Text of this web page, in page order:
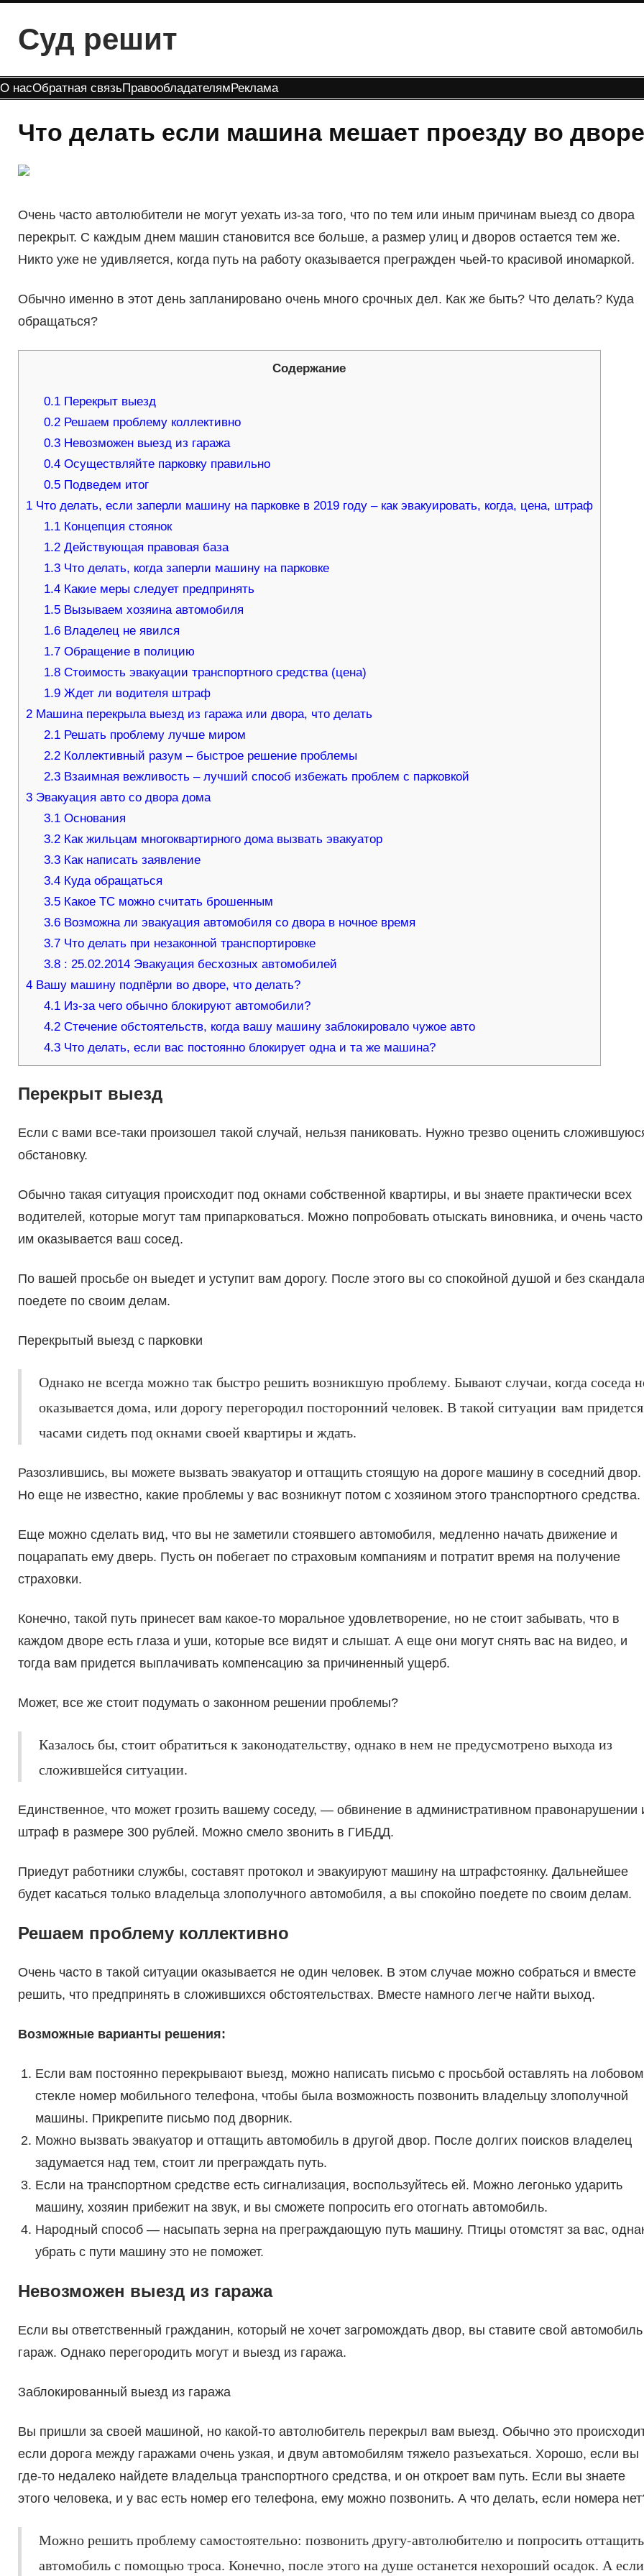
содержимому
Суд решит
О насОбратная связьПравообладателямРеклама
Что делать если машина мешает проезду во дворе
Очень часто автолюбители не могут уехать из-за того, что по тем или иным причинам выезд со двора
перекрыт. С каждым днем машин становится все больше, а размер улиц и дворов остается тем же.
Никто уже не удивляется, когда путь на работу оказывается прегражден чьей-то красивой иномаркой.
Обычно именно в этот день запланировано очень много срочных дел. Как же быть? Что делать? Куда
обращаться?
Содержание
0.1 Перекрыт выезд
0.2 Решаем проблему коллективно
0.3 Невозможен выезд из гаража
0.4 Осуществляйте парковку правильно
0.5 Подведем итог
1Что делать, если заперли машину на парковке в 2019 году – как эвакуировать, когда, цена, штраф
1.1 Концепция стоянок
1.2 Действующая правовая база
1.3 Что делать, когда заперли машину на парковке
1.4 Какие меры следует предпринять
1.5 Вызываем хозяина автомобиля
1.6 Владелец не явился
1.7 Обращение в полицию
1.8 Стоимость эвакуации транспортного средства (цена)
1.9 Ждет ли водителя штраф
2Машина перекрыла выезд из гаража или двора, что делать
2.1 Решать проблему лучше миром
2.2 Коллективный разум – быстрое решение проблемы
2.3 Взаимная вежливость – лучший способ избежать проблем с парковкой
3Эвакуация авто со двора дома
3.1 Основания
3.2 Как жильцам многоквартирного дома вызвать эвакуатор
3.3 Как написать заявление
3.4 Куда обращаться
3.5 Какое ТС можно считать брошенным
3.6 Возможна ли эвакуация автомобиля со двора в ночное время
3.7 Что делать при незаконной транспортировке
3.8 : 25.02.2014 Эвакуация бесхозных автомобилей
4Вашу машину подпёрли во дворе, что делать?
4.1 Из-за чего обычно блокируют автомобили?
4.2 Стечение обстоятельств, когда вашу машину заблокировало чужое авто
4.3 Что делать, если вас постоянно блокирует одна и та же машина?
Перекрыт выезд
Если с вами все-таки произошел такой случай, нельзя паниковать. Нужно трезво оценить
обстановку.
Обычно такая ситуация происходит под окнами собственной квартиры, и вы знаете практически всех
водителей, которые могут там припарковаться. Можно попробовать отыскать виновника, и очень часто
им оказывается ваш сосед.
По вашей просьбе он выедет и уступит вам дорогу. После этого вы со спокойной душой и без
поедете по своим делам.
Перекрытый выезд с парковки
Однако не всегда можно так быстро решить возникшую проблему. Бывают случаи, когда соседа
оказывается дома, или дорогу перегородил посторонний человек. В такой ситуации вам придется
часами сидеть под окнами своей квартиры и ждать.
Разозлившись, вы можете вызвать эвакуатор и оттащить стоящую на дороге машину в соседний двор.
Но еще не известно, какие проблемы у вас возникнут потом с хозяином этого транспортного средства.
Еще можно сделать вид, что вы не заметили стоявшего автомобиля, медленно начать движение и
поцарапать ему дверь. Пусть он побегает по страховым компаниям и потратит время на получение
страховки.
Конечно, такой путь принесет вам какое-то моральное удовлетворение, но не стоит забывать, что в
каждом дворе есть глаза и уши, которые все видят и слышат. А еще они могут снять вас на видео, и
тогда вам придется выплачивать компенсацию за причиненный ущерб.
Может, все же стоит подумать о законном решении проблемы?
Казалось бы, стоит обратиться к законодательству, однако в нем не предусмотрено выхода из
сложившейся ситуации.
Единственное, что может грозить вашему соседу, — обвинение в административном правонарушении
штраф в размере 300 рублей. Можно смело звонить в ГИБДД.
Приедут работники службы, составят протокол и эвакуируют машину на штрафстоянку. Дальнейшее
будет касаться только владельца злополучного автомобиля, а вы спокойно поедете по своим делам.
Решаем проблему коллективно
Очень часто в такой ситуации оказывается не один человек. В этом случае можно собраться и вместе
решить, что предпринять в сложившихся обстоятельствах. Вместе намного легче найти выход.
Возможные варианты решения:
Если вам постоянно перекрывают выезд, можно написать письмо с просьбой оставлять на лобовом
стекле номер мобильного телефона, чтобы была возможность позвонить владельцу злополучной
машины. Прикрепите письмо под дворник.
Можно вызвать эвакуатор и оттащить автомобиль в другой двор. После долгих поисков владелец
задумается над тем, стоит ли преграждать путь.
Если на транспортном средстве есть сигнализация, воспользуйтесь ей. Можно легонько ударить
машину, хозяин прибежит на звук, и вы сможете попросить его отогнать автомобиль.
Народный способ — насыпать зерна на преграждающую путь машину. Птицы отомстят за вас,
убрать с пути машину это не поможет.
Невозможен выезд из гаража
Если вы ответственный гражданин, который не хочет загромождать двор, вы ставите свой
гараж. Однако перегородить могут и выезд из гаража.
Заблокированный выезд из гаража
Вы пришли за своей машиной, но какой-то автолюбитель перекрыл вам выезд. Обычно это
если дорога между гаражами очень узкая, и двум автомобилям тяжело разъехаться. Хорошо, если вы
где-то недалеко найдете владельца транспортного средства, и он откроет вам путь. Если вы знаете
этого человека, и у вас есть номер его телефона, ему можно позвонить. А что делать, если номера
Можно решить проблему самостоятельно: позвонить другу-автолюбителю и попросить оттащить
автомобиль с помощью троса. Конечно, после этого на душе останется нехороший осадок. А